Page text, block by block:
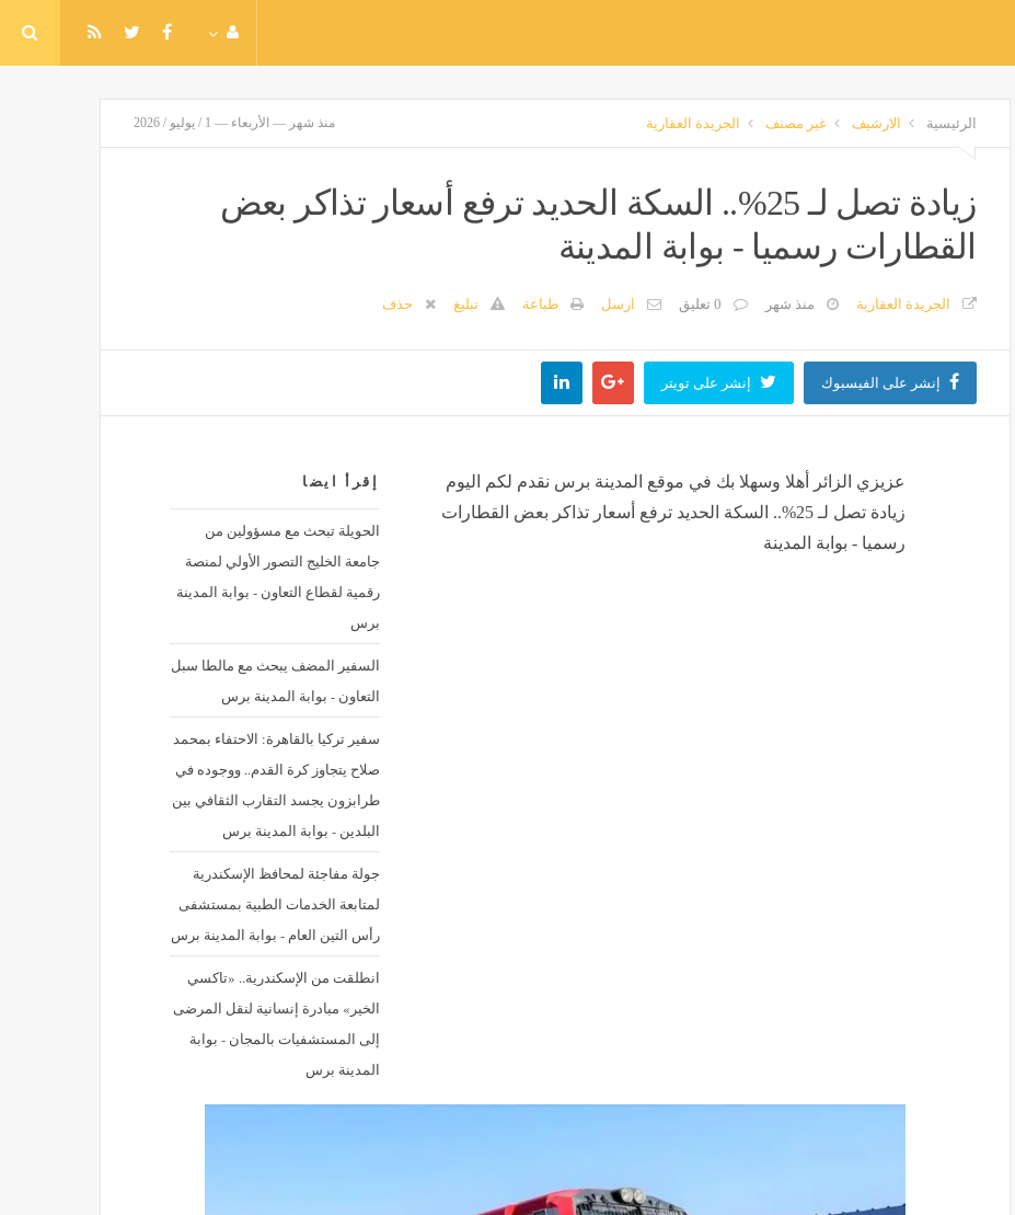
الرئيسية الارشيف غير مصنف الجريدة العقارية منذ شهر — الأربعاء — 1 / يوليو / 2026
زيادة تصل لـ 25%.. السكة الحديد ترفع أسعار تذاكر بعض
القطارات رسميا - بوابة المدينة
الجريدة العقارية منذ شهر 0 تعليق ارسل طباعة تبليغ حذف
إنشر على الفيسبوك إنشر على تويتر
إقرأ ايضا
الحويلة تبحث مع مسؤولين من
جامعة الخليج التصور الأولي لمنصة
رقمية لقطاع التعاون - بوابة المدينة
برس
السفير المضف يبحث مع مالطا سبل
التعاون - بوابة المدينة برس
سفير تركيا بالقاهرة: الاحتفاء بمحمد
صلاح يتجاوز كرة القدم.. ووجوده في
طرابزون يجسد التقارب الثقافي بين
البلدين - بوابة المدينة برس
جولة مفاجئة لمحافظ الإسكندرية
لمتابعة الخدمات الطبية بمستشفى
رأس التين العام - بوابة المدينة برس
انطلقت من الإسكندرية.. «تاكسي
الخير» مبادرة إنسانية لنقل المرضى
إلى المستشفيات بالمجان - بوابة
المدينة برس
عزيزي الزائر أهلا وسهلا بك في موقع المدينة برس نقدم لكم اليوم
زيادة تصل لـ 25%.. السكة الحديد ترفع أسعار تذاكر بعض القطارات
رسميا - بوابة المدينة